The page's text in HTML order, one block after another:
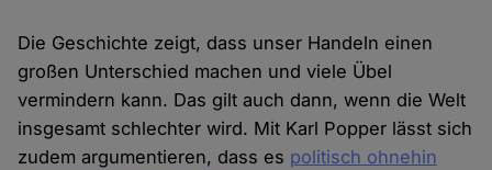
Die Geschichte zeigt, dass unser Handeln einen
großen Unterschied machen und viele Übel
vermindern kann. Das gilt auch dann, wenn die Welt
insgesamt schlechter wird. Mit Karl Popper lässt sich
zudem argumentieren, dass es politisch ohnehin